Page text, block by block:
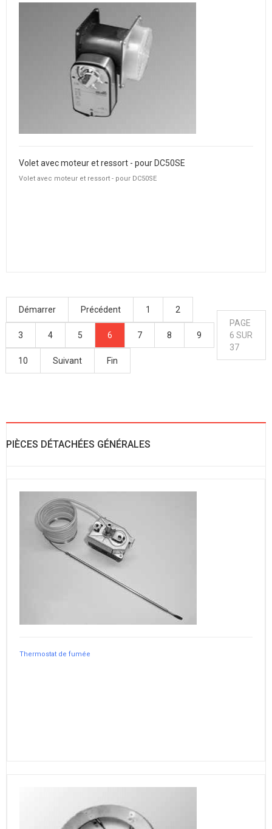
Volet avec moteur et ressort - pour DC50SE
Volet avec moteur et ressort - pour DC50SE
Démarrer Précédent 1 2
3 4 5 6 7 8 9
10 Suivant Fin
PAGE
6 SUR
37
PIÈCES DÉTACHÉES GÉNÉRALES
Thermostat de fumée